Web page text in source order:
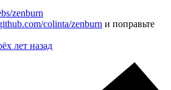
zenburn
colinta/zenburn и поправьте
лет назад